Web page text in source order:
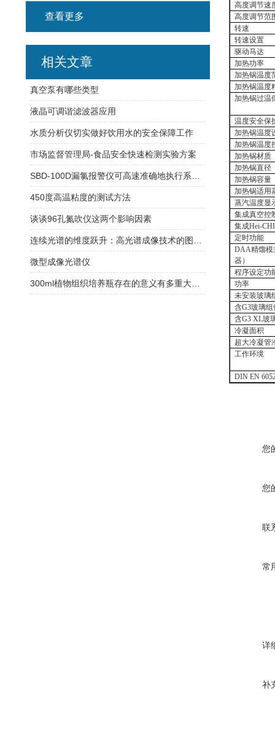
高度调节速
高度调节范
转速
转速设置
驱动马达
加热功率
加热锅温度
加热锅温度
加热锅过温
温度安全保
加热锅温度
加热锅温度
加热锅材质
加热锅直径
加热锅容量
加热锅适用
蒸汽温度显
集成真空控
集成Hei-
定时功能
DAA精馏模
器）
程序设定功
功率
未安装玻璃
含G3玻璃组
含G3 XL玻
冷凝面积
超大冷凝管
工作环境
DIN EN
您
您
联
常
详
补
查看更多
相关文章
真空泵有哪些类型
液晶可调谐滤波器应用
水质分析仪切实做好饮用水的安全保障工作
市场监督管理局-食品安全快速检测实验方案
450度高温粘度的测试方法
谈谈96孔氮吹仪这两个影响因素
微型成像光谱仪